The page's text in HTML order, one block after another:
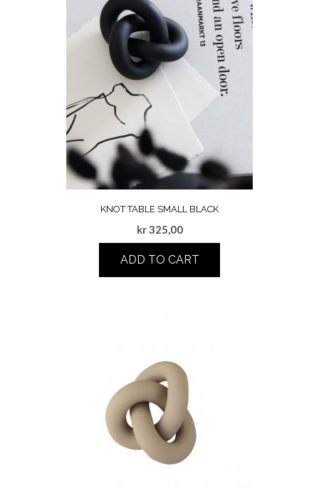
KNOT TABLE SMALL BLACK
kr325,00
ADD TO CART